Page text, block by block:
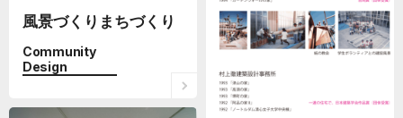
風景づくりまちづくり
Community
Design